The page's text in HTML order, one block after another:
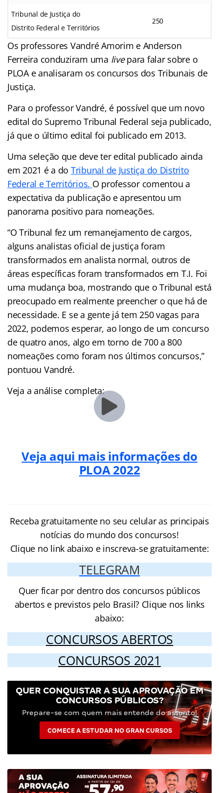
Tribunal de Justiça do
Distrito Federal e Territórios
250
Os professores Vandré Amorim e Anderson
Ferreira conduziram uma livepara falar sobre o
PLOA e analisaram os concursos dos Tribunais de
Justiça.
Para o professor Vandré, é possível que um novo
edital do Supremo Tribunal Federal seja publicado,
já que o último edital foi publicado em 2013.
Uma seleção que deve ter edital publicado ainda
em 2021 é a do Tribunal de Justiça do Distrito
Federal e Territórios. O professor comentou a
expectativa da publicação e apresentou um
panorama positivo para nomeações.
“O Tribunal fez um remanejamento de cargos,
alguns analistas oficial de justiça foram
transformados em analista normal, outros de
áreas específicas foram transformados em T.I. Foi
uma mudança boa, mostrando que o Tribunal está
preocupado em realmente preencher o que há de
necessidade. E se a gente já tem 250 vagas para
2022, podemos esperar, ao longo de um concurso
de quatro anos, algo em torno de 700 a 800
nomeações como foram nos últimos concursos,”
pontuou Vandré.
Veja a análise completa:
Veja aqui mais informações do
PLOA 2022
Receba gratuitamente no seu celular as principais
notícias do mundo dos concursos!
Clique no link abaixo e inscreva-se gratuitamente:
TELEGRAM
Quer ficar por dentro dos concursos públicos
abertos e previstos pelo Brasil? Clique nos links
abaixo:
CONCURSOS ABERTOS
CONCURSOS 2021
QUER CONQUISTAR A SUA APROVAÇÃO EM
CONCURSOS PÚBLICOS?
Prepare-se com quem mais entende do assunto!
COMECE A ESTUDAR NO GRAN CURSOS